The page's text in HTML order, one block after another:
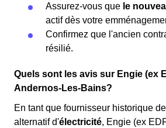
Assurez-vous que le
actif dès votre
Confirmez que l'ancien
résilié.
Quels sont les avis sur Engie (ex
Andernos-Les-Bains?
En tant que fournisseur historique de
alternatif d'électricité, Engie (ex